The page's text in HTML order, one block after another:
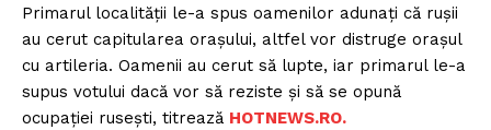
Primarul localității le-a spus oamenilor adunați că rușii
au cerut capitularea orașului, altfel vor distruge orașul
cu artileria. Oamenii au cerut să lupte, iar primarul le-a
supus votului dacă vor să reziste și să se opună
ocupației rusești, titrează HOTNEWS.RO.